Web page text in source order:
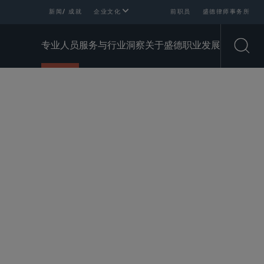
新闻/ 成就 企业文化 前职员 盛德律师事务所
专业人员服务与行业洞察关于盛德职业发展